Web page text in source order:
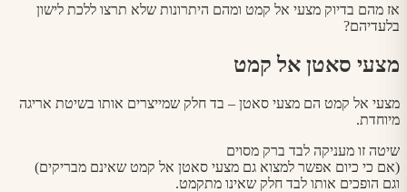
אז מהם בדיוק מצעי אל קמט ומהם היתרונות שלא תרצו ללכת לישון
בלעדיהם?
מצעי סאטן אל קמט
מצעי אל קמט הם מצעי סאטן – בד חלק שמייצרים אותו בשיטת אריגה
מיוחדת.
שיטה זו מעניקה לבד ברק מסוים
(אם כי כיום אפשר למצוא גם מצעי סאטן אל קמט שאינם מבריקים)
וגם הופכים אותו לבד חלק שאינו מתקמט.